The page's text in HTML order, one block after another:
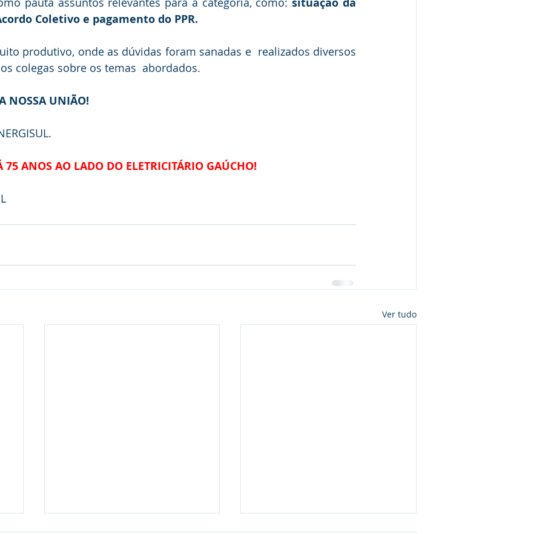
Coletivo e pagamento do PPR.
colegas sobre os temas  abordados.
NOSSA UNIÃO!
75 ANOS AO LADO DO ELETRICITÁRIO GAÚCHO!
Ver tudo